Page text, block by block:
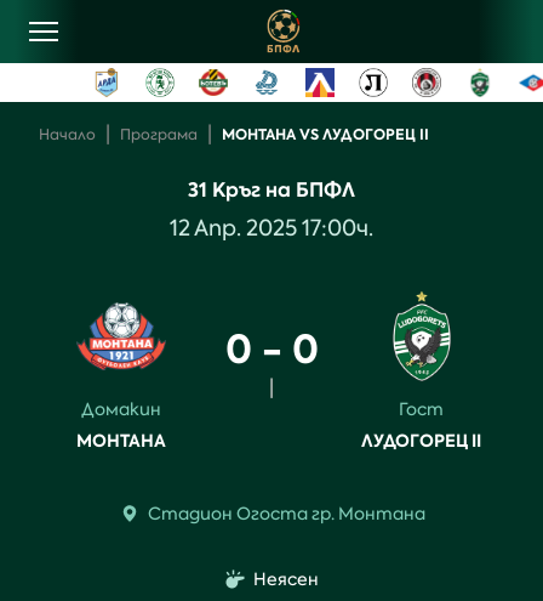
Начало Програма МОНТАНА VS ЛУДОГОРЕЦ II
31 Кръг на БПФЛ
12Апр. 202517:00ч.
Домакин
МОНТАНА
0 - 0
Гост
ЛУДОГОРЕЦ II
Стадион Огостагр. Монтана
Неясен